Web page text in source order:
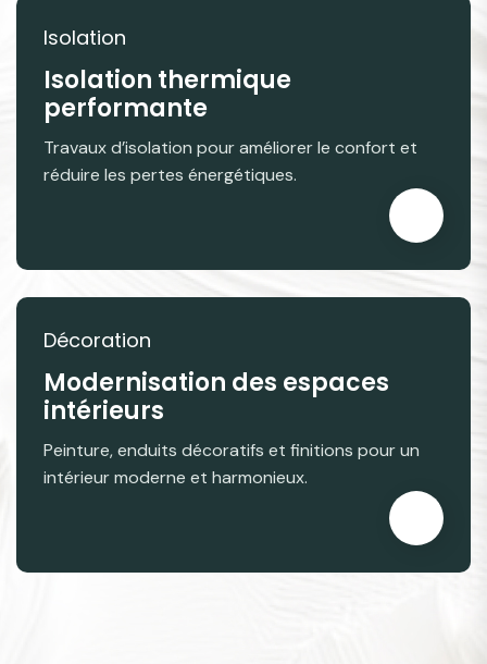
Isolation
Isolation thermique
performante
Travaux d’isolation pour améliorer le confort et
réduire les pertes énergétiques.
Décoration
Modernisation des espaces
intérieurs
Peinture, enduits décoratifs et finitions pour un
intérieur moderne et harmonieux.